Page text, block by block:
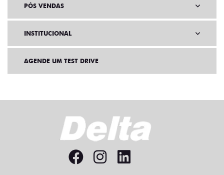
PÓS VENDAS
INSTITUCIONAL
AGENDE UM TEST DRIVE